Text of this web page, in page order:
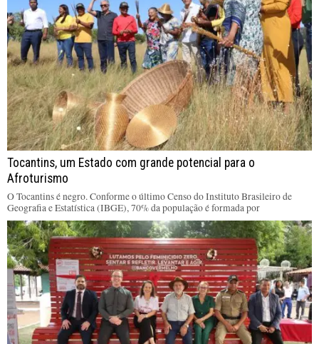
Tocantins, um Estado com grande potencial para o
Afroturismo
O Tocantins é negro. Conforme o último Censo do Instituto Brasileiro de
Geografia e Estatística (IBGE), 70% da população é formada por